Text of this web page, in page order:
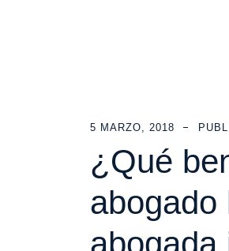
5 MARZO, 2018
¿Qué
abogado
abogada